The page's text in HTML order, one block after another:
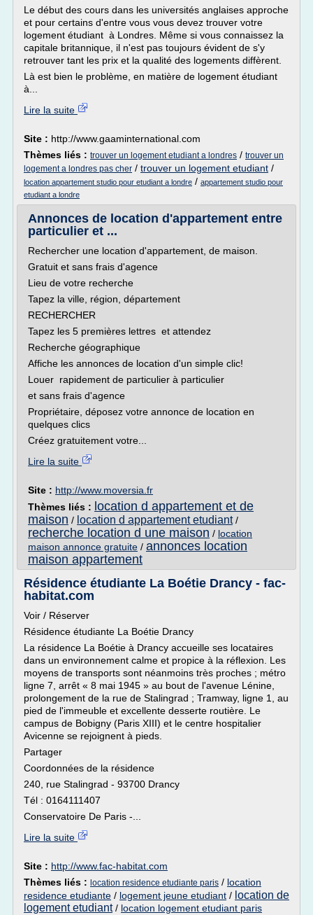
Le début des cours dans les universités anglaises approche
et pour certains d'entre vous vous devez trouver votre
logement étudiant à Londres. Même si vous connaissez la
capitale britannique, il n'est pas toujours évident de s'y
retrouver tant les prix et la qualité des logements diffèrent.
Là est bien le problème, en matière de logement étudiant
à...
Lire la suite
Site : http://www.gaaminternational.com
Thèmes liés : trouver un logement etudiant a londres / trouver un
logement a londres pas cher / trouver un logement etudiant /
location appartement studio pour etudiant a londre / appartement studio pour
etudiant a londre
Annonces de location d'appartement entre
particulier et ...
Rechercher une location d'appartement, de maison.
Gratuit et sans frais d'agence
Lieu de votre recherche
Tapez la ville, région, département
RECHERCHER
Tapez les 5 premières lettres et attendez
Recherche géographique
Affiche les annonces de location d'un simple clic!
Louer rapidement de particulier à particulier
et sans frais d'agence
Propriétaire, déposez votre annonce de location en
quelques clics
Créez gratuitement votre...
Lire la suite
Site : http://www.moversia.fr
Thèmes liés : location d appartement et de
maison / location d appartement etudiant/
recherche location d une maison / location
maison annonce gratuite / annonces location
maison appartement
Résidence étudiante La Boétie Drancy - fac-
habitat.com
Voir / Réserver
Résidence étudiante La Boétie Drancy
La résidence La Boétie à Drancy accueille ses locataires
dans un environnement calme et propice à la réflexion. Les
moyens de transports sont néanmoins très proches ; métro
ligne 7, arrêt « 8 mai 1945 » au bout de l'avenue Lénine,
prolongement de la rue de Stalingrad ; Tramway, ligne 1, au
pied de l'immeuble et excellente desserte routière. Le
campus de Bobigny (Paris XIII) et le centre hospitalier
Avicenne se rejoignent à pieds.
Partager
Coordonnées de la résidence
240, rue Stalingrad - 93700 Drancy
Tél : 0164111407
Conservatoire De Paris -...
Lire la suite
Site : http://www.fac-habitat.com
Thèmes liés : location residence etudiante paris / location
residence etudiante / logement jeune etudiant / location de
logement etudiant/ location logement etudiant paris